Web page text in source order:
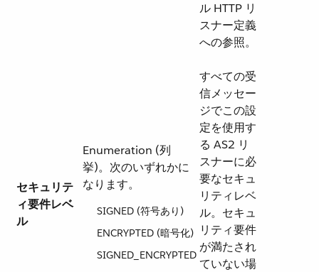
ル HTTP リ
スナー定義
への参照。
セキュリテ
ィ要件レベ
ル
Enumeration (列
挙)。次のいずれかに
なります。
SIGNED (符号あり)
ENCRYPTED (暗号化)
SIGNED_ENCRYPTED​
すべての受
信メッセー
ジでこの設
定を使用す
る AS2 リ
スナーに必
要なセキュ
リティレベ
ル。セキュ
リティ要件
が満たされ
ていない場